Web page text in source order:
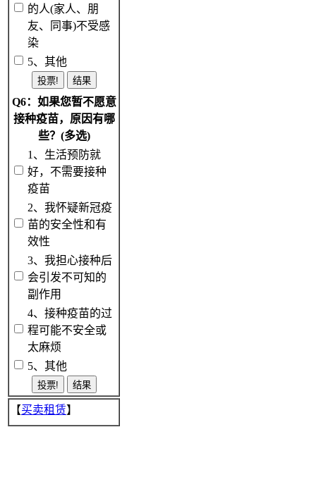
的人(家人、朋
友、同事)不受感
染
5、其他
Q6：如果您暂不愿意
接种疫苗，原因有哪
些？(多选)
1、生活预防就
好，不需要接种
疫苗
2、我怀疑新冠疫
苗的安全性和有
效性
3、我担心接种后
会引发不可知的
副作用
4、接种疫苗的过
程可能不安全或
太麻烦
5、其他
【买卖租赁】